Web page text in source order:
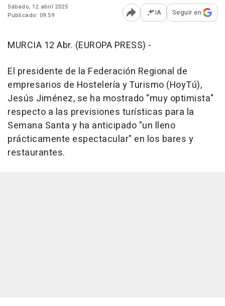
Sábado, 12 abril 2025
Publicado: 09:59
Abrir opciones para
IA Seguir en
MURCIA 12 Abr. (EUROPA PRESS) -
El presidente de la Federación Regional de
empresarios de Hostelería y Turismo (HoyTú),
Jesús Jiménez, se ha mostrado "muy optimista"
respecto a las previsiones turísticas para la
Semana Santa y ha anticipado "un lleno
prácticamente espectacular" en los bares y
restaurantes.